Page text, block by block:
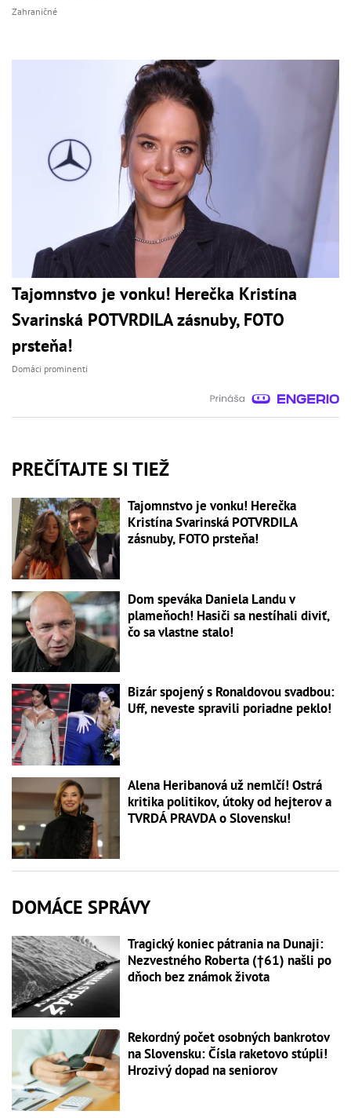
Zahraničné
Tajomnstvo je vonku! Herečka Kristína
Svarinská POTVRDILA zásnuby, FOTO
prsteňa!
Domáci prominenti
PREČÍTAJTE SI TIEŽ
Tajomnstvo je vonku! Herečka
Kristína Svarinská POTVRDILA
zásnuby, FOTO prsteňa!
Dom speváka Daniela Landu v
plameňoch! Hasiči sa nestíhali diviť,
čo sa vlastne stalo!
Bizár spojený s Ronaldovou svadbou:
Uff, neveste spravili poriadne peklo!
Alena Heribanová už nemlčí! Ostrá
kritika politikov, útoky od hejterov a
TVRDÁ PRAVDA o Slovensku!
DOMÁCE SPRÁVY
Tragický koniec pátrania na Dunaji:
Nezvestného Roberta (†61) našli po
dňoch bez známok života
Rekordný počet osobných bankrotov
na Slovensku: Čísla raketovo stúpli!
Hrozivý dopad na seniorov